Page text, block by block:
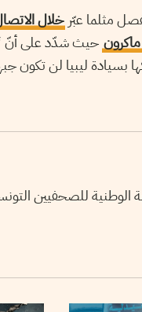
مثلما عبّر خلال
ماكرون حيث شدّد على أنّ
بسيادة ليبيا لن تكون
الوطنية للصحفيين